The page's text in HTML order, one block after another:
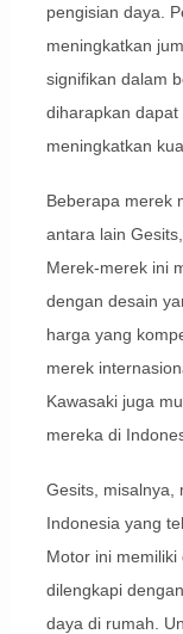
pengisian daya.
meningkatkan
signifikan dalam
diharapkan
meningkatkan
Beberapa merek
antara lain
Merek-merek ini
dengan desain
harga yang
merek
Kawasaki juga
mereka di
Gesits, misalnya,
Indonesia yang
Motor ini
dilengkapi
daya di rumah.